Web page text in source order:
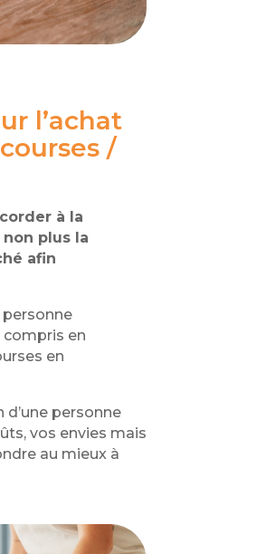
l’achat
/
à la
non plus la
afin
en
en
d’une personne
vos envies mais
au mieux à